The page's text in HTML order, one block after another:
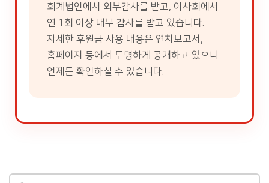
회계법인에서 외부감사를 받고, 이사회에서
연 1회 이상 내부 감사를 받고 있습니다.
자세한 후원금 사용 내용은 연차보고서,
홈페이지 등에서 투명하게 공개하고 있으니
언제든 확인하실 수 있습니다.